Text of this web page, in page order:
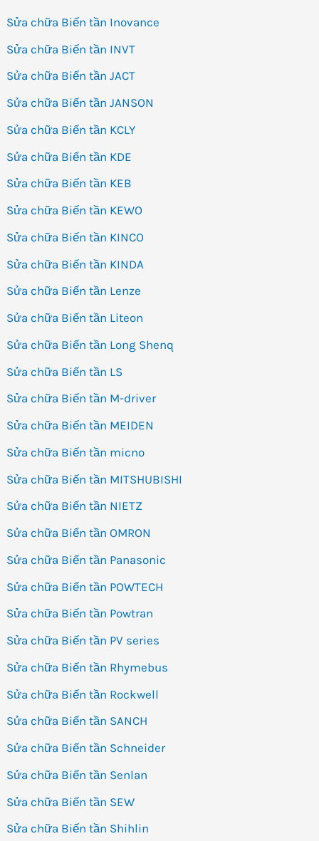
Sửa chữa Biến tần Inovance
Sửa chữa Biến tần INVT
Sửa chữa Biến tần JACT
Sửa chữa Biến tần JANSON
Sửa chữa Biến tần KCLY
Sửa chữa Biến tần KDE
Sửa chữa Biến tần KEB
Sửa chữa Biến tần KEWO
Sửa chữa Biến tần KINCO
Sửa chữa Biến tần KINDA
Sửa chữa Biến tần Lenze
Sửa chữa Biến tần Liteon
Sửa chữa Biến tần Long Shenq
Sửa chữa Biến tần LS
Sửa chữa Biến tần M-driver
Sửa chữa Biến tần MEIDEN
Sửa chữa Biến tần micno
Sửa chữa Biến tần MITSHUBISHI
Sửa chữa Biến tần NIETZ
Sửa chữa Biến tần OMRON
Sửa chữa Biến tần Panasonic
Sửa chữa Biến tần POWTECH
Sửa chữa Biến tần Powtran
Sửa chữa Biến tần PV series
Sửa chữa Biến tần Rhymebus
Sửa chữa Biến tần Rockwell
Sửa chữa Biến tần SANCH
Sửa chữa Biến tần Schneider
Sửa chữa Biến tần Senlan
Sửa chữa Biến tần SEW
Sửa chữa Biến tần Shihlin